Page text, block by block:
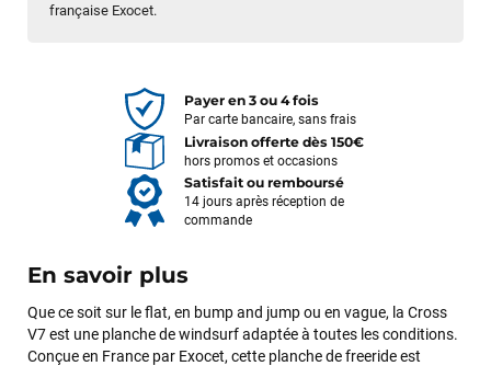
française Exocet.
Payer en 3 ou 4 fois
Par carte bancaire, sans frais
Livraison offerte dès 150€
hors promos et occasions
Satisfait ou remboursé
14 jours après réception de
commande
En savoir plus
Que ce soit sur le flat, en bump and jump ou en vague, la Cross
V7 est une planche de windsurf adaptée à toutes les conditions.
Conçue en France par Exocet, cette planche de freeride est